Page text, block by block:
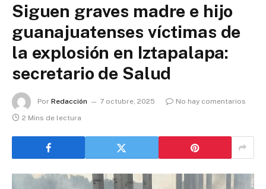
Siguen graves madre e hijo
guanajuatenses víctimas de
la explosión en Iztapalapa:
secretario de Salud
Por Redacción 7 octubre, 2025
No hay comentarios
2 Mins de lectura